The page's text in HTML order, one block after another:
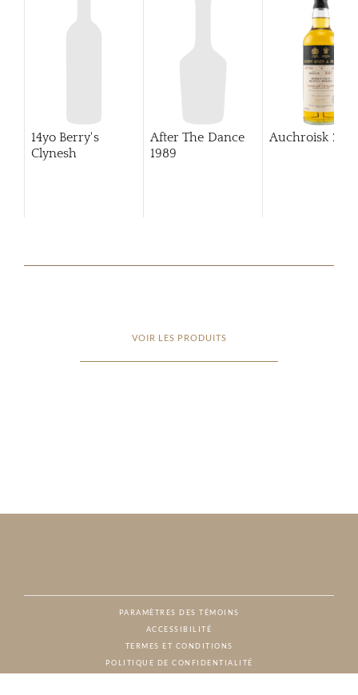
14yo Berry's
Clynesh
After The Dance
1989
Auchroisk
VOIR LES PRODUITS
PARAMÈTRES DES TÉMOINS
ACCESSIBILITÉ
TERMES ET CONDITIONS
POLITIQUE DE CONFIDENTIALITÉ